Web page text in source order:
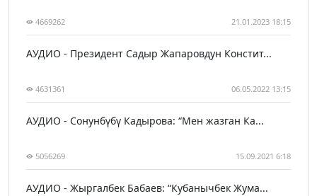
4669262 21.01.2023 18:15
АУДИО - Президент Садыр Жапаровдун Констит...
4631361 06.05.2022 13:15
АУДИО - Сонунбүбү Кадырова: “Мен жазган Ка...
5056269 15.09.2021 6:18
АУДИО - Жыргалбек Бабаев: “Кубанычбек Жума...